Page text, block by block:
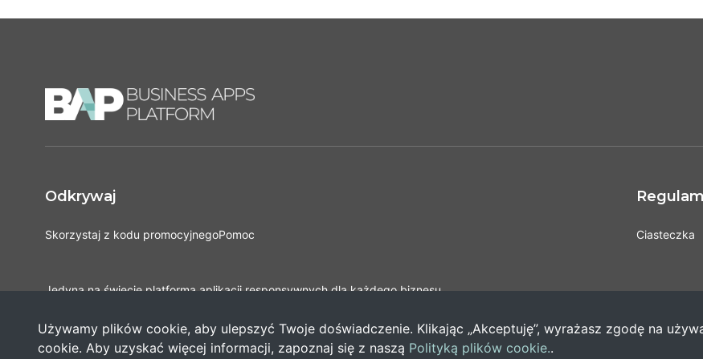
Odkrywaj
Skorzystaj z kodu promocyjnegoPomoc Ciasteczka
Jedyna na świecie platforma aplikacji responsywnych dla każdego biznesu.
praktycznej wiedzy naukowej, przez najbardziej doświadczonych Konsultantów Biznesu z Europy i z USA.
Używamy plików cookie, aby ulepszyć Twoje doświadczenie. Klikając „Akceptuję”, wyrażasz zgodę na
cookie. Aby uzyskać więcej informacji, zapoznaj się z naszą Polityką plików cookie..